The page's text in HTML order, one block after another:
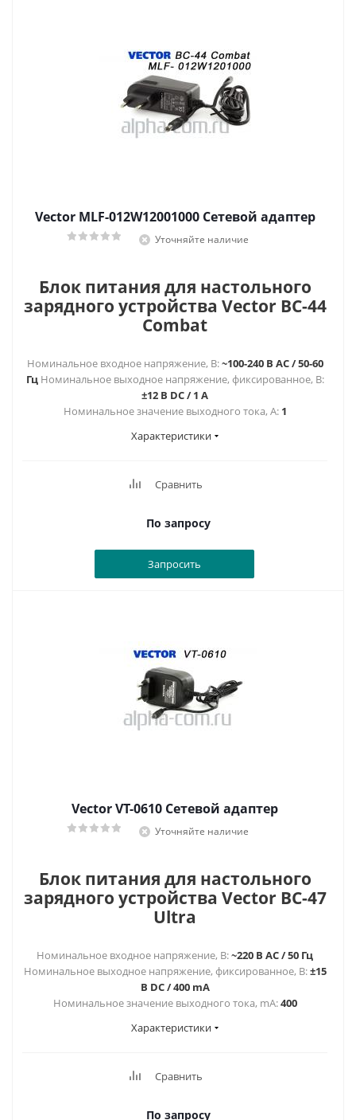
Vector MLF-012W12001000 Сетевой адаптер
Уточняйте наличие
Блок питания для настольного
зарядного устройства Vector BC-44
Combat
Номинальное входное напряжение, В:~100-240 В AC / 50-60
Гц Номинальное выходное напряжение, фиксированное, В:
±12 В DC / 1 A
Номинальное значение выходного тока, А: 1
Характеристики
Сравнить
По запросу
Запросить
Vector VT-0610 Сетевой адаптер
Уточняйте наличие
Блок питания для настольного
зарядного устройства Vector BC-47
Ultra
Номинальное входное напряжение, В:~220 В AC / 50 Гц
Номинальное выходное напряжение, фиксированное, В:±15
В DC / 400 mA
Номинальное значение выходного тока, mА:400
Характеристики
Сравнить
По запросу